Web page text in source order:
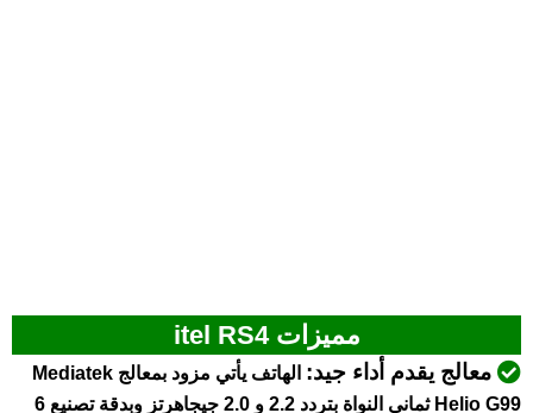
مميزات itel RS4
معالج يقدم أداء جيد:
الهاتف يأتي مزود بمعالج Mediatek
Helio G99 ثماني النواة بتردد 2.2 و 2.0 جيجاهرتز وبدقة تصنيع 6